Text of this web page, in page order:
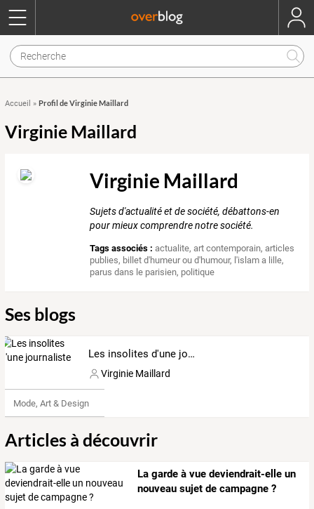
Accueil » Profil de Virginie Maillard
Virginie Maillard
Virginie Maillard
Sujets d'actualité et de société, débattons-en
pour mieux comprendre notre société.
Tags associés : actualite,art contemporain,articles
publies, billet d'humeur ou d'humour, l'islam a lille,
parus dans le parisien, politique
Ses blogs
Les insolites d'une journaliste
Virginie Maillard
Mode, Art & Design
Articles à découvrir
La garde à vue deviendrait-elle un
nouveau sujet de campagne ?